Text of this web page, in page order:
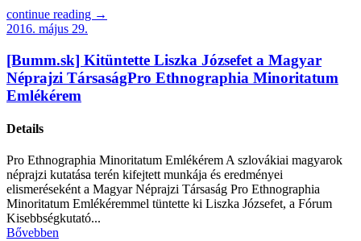
continue reading →
2016. május 29.
[Bumm.sk] Kitüntette Liszka Józsefet a Magyar
Néprajzi TársaságPro Ethnographia Minoritatum
Emlékérem
Details
Pro Ethnographia Minoritatum Emlékérem A szlovákiai magyarok
néprajzi kutatása terén kifejtett munkája és eredményei
elismeréseként a Magyar Néprajzi Társaság Pro Ethnographia
Minoritatum Emlékéremmel tüntette ki Liszka Józsefet, a Fórum
Kisebbségkutató...
Bővebben